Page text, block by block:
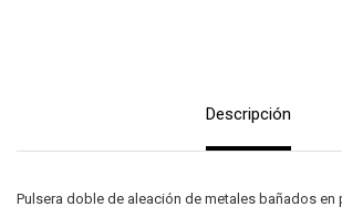
Descripción
Pulsera doble de aleación de metales bañados en